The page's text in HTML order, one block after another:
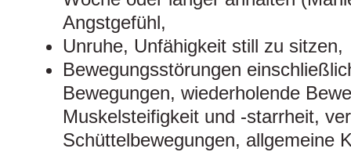
Angstgefühl,
Unruhe, Unfähigkeit still zu sitzen,
Bewegungsstörungen
Bewegungen, wiederholende
Muskelsteifigkeit und ‑starrheit,
Schüttelbewegungen, allgemeine